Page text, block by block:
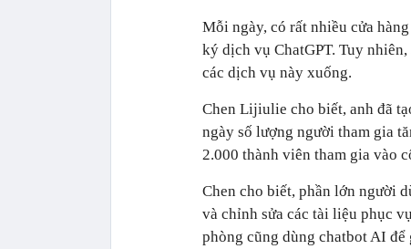
Mỗi ngày, có rất nhiều cửa
ký dịch vụ ChatGPT. Tuy
các dịch vụ này xuống.
Chen Lijiulie cho biết, anh đã
ngày số lượng người tham gia
2.000 thành viên tham gia vào
Chen cho biết, phần lớn người
và chỉnh sửa các tài liệu phục
phòng cũng dùng chatbot AI